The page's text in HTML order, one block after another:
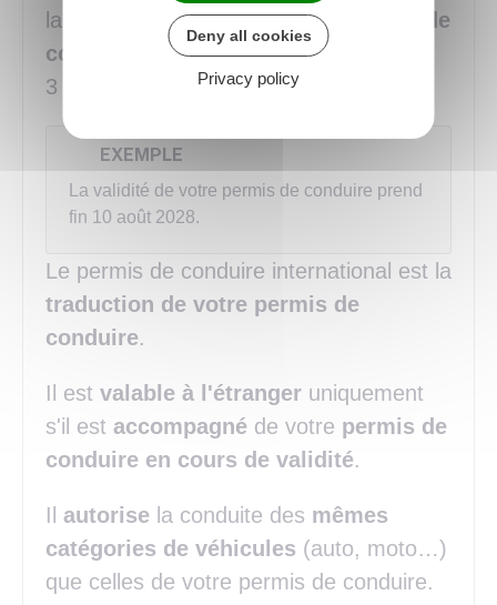
la durée de validité de votre permis de
conduire
si cette durée est inférieure à
3 ans.
EXEMPLE
La validité de votre permis de conduire prend
fin 10 août 2028.
Le permis de conduire international est la
traduction de votre permis de
conduire.
Il est valable à l'étranger uniquement
s'il est accompagné de votre permis de
conduire en cours de validité.
Il autorise la conduite des mêmes
catégories de véhicules (auto, moto…)
que celles de votre permis de conduire.
Deny all cookies
Privacy policy